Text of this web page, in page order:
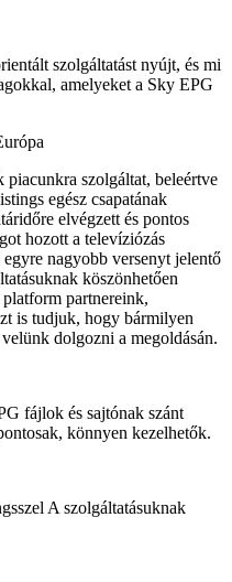
szolgáltatást nyújt, és mi
amelyeket a Sky EPG
szolgáltat, beleértve
egész csapatának
elvégzett és pontos
hozott a televíziózás
nagyobb versenyt jelentő
köszönhetően
partnereink,
is tudjuk, hogy bármilyen
dolgozni a megoldásán.
fájlok és sajtónak szánt
könnyen kezelhetők.
A szolgáltatásuknak